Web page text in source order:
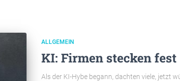
ALLGEMEIN
KI: Firmen stecken fest
Als der KI-Hybe begann, dachten viele, jetzt